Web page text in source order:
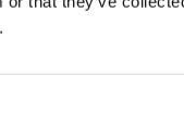
150円